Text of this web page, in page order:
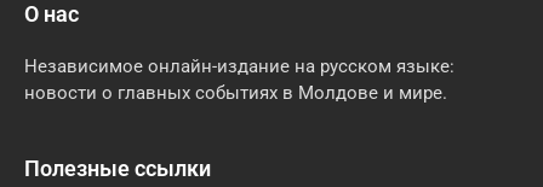
О нас
Независимое онлайн-издание на русском языке:
новости о главных событиях в Молдове и мире.
Полезные ссылки